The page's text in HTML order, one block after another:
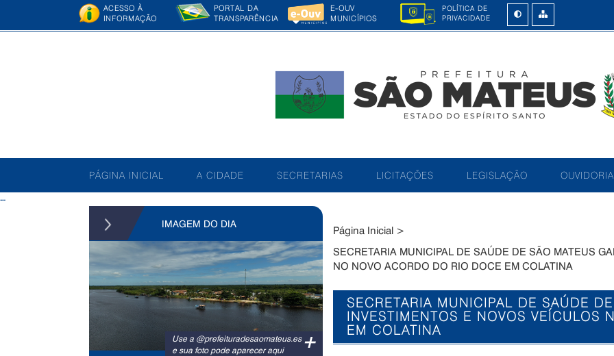
ACESSO À
INFORMAÇÃO
PORTAL DA
TRANSPARÊNCIA
E-OUV
MUNICÍPIOS
POLÍTICA DE
PRIVACIDADE
PÁGINA INICIAL A CIDADE SECRETARIAS LICITAÇÕES LEGISLAÇÃO OUVIDORIA
--
IMAGEM DO DIA
+
Use a @prefeituradesaomateus.es
e sua foto pode aparecer aqui
Página Inicial >
SECRETARIA MUNICIPAL DE SAÚDE DE SÃO MATEUS
NO NOVO ACORDO DO RIO DOCE EM COLATINA
SECRETARIA MUNICIPAL DE SAÚDE
INVESTIMENTOS E NOVOS VEÍCULOS
EM COLATINA